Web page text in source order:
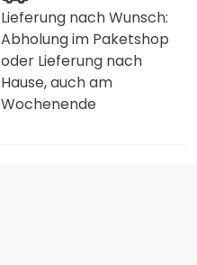
Lieferung nach Wunsch:
Abholung im Paketshop
oder Lieferung nach
Hause, auch am
Wochenende